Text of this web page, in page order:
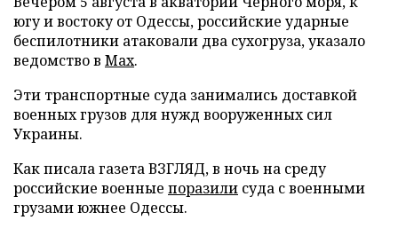
югу и востоку от Одессы, российские ударные
беспилотники атаковали два сухогруза, указало
ведомство в Max.
Эти транспортные суда занимались доставкой
военных грузов для нужд вооруженных сил
Украины.
Как писала газета ВЗГЛЯД, в ночь на среду
российские военные поразили суда с военными
грузами южнее Одессы.